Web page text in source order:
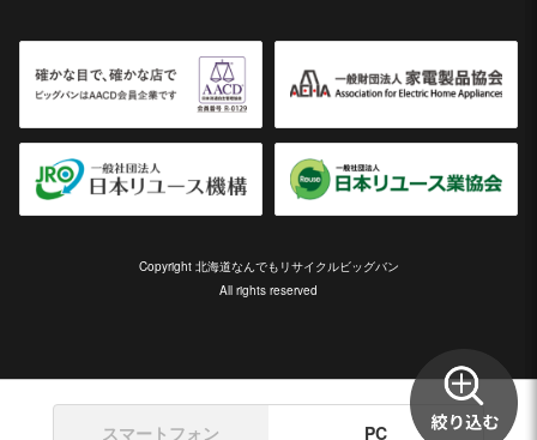
Copyright 北海道なんでもリサイクルビッグバン
All rights reserved
スマートフォン PC